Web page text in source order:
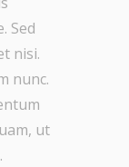
Sed
nisi.
nunc.
ut